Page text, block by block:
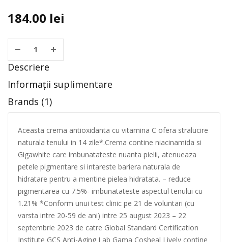
184.00 lei
Descriere
Informații suplimentare
Brands (1)
Aceasta crema antioxidanta cu vitamina C ofera stralucire
naturala tenului in 14 zile*.Crema contine niacinamida si
Gigawhite care imbunatateste nuanta pielii, atenueaza
petele pigmentare si intareste bariera naturala de
hidratare pentru a mentine pielea hidratata. – reduce
pigmentarea cu 7.5%- imbunatateste aspectul tenului cu
1.21% *Conform unui test clinic pe 21 de voluntari (cu
varsta intre 20-59 de ani) intre 25 august 2023 – 22
septembrie 2023 de catre Global Standard Certification
Institute GCS Anti-Aging Lab Gama Cosheal Lively contine